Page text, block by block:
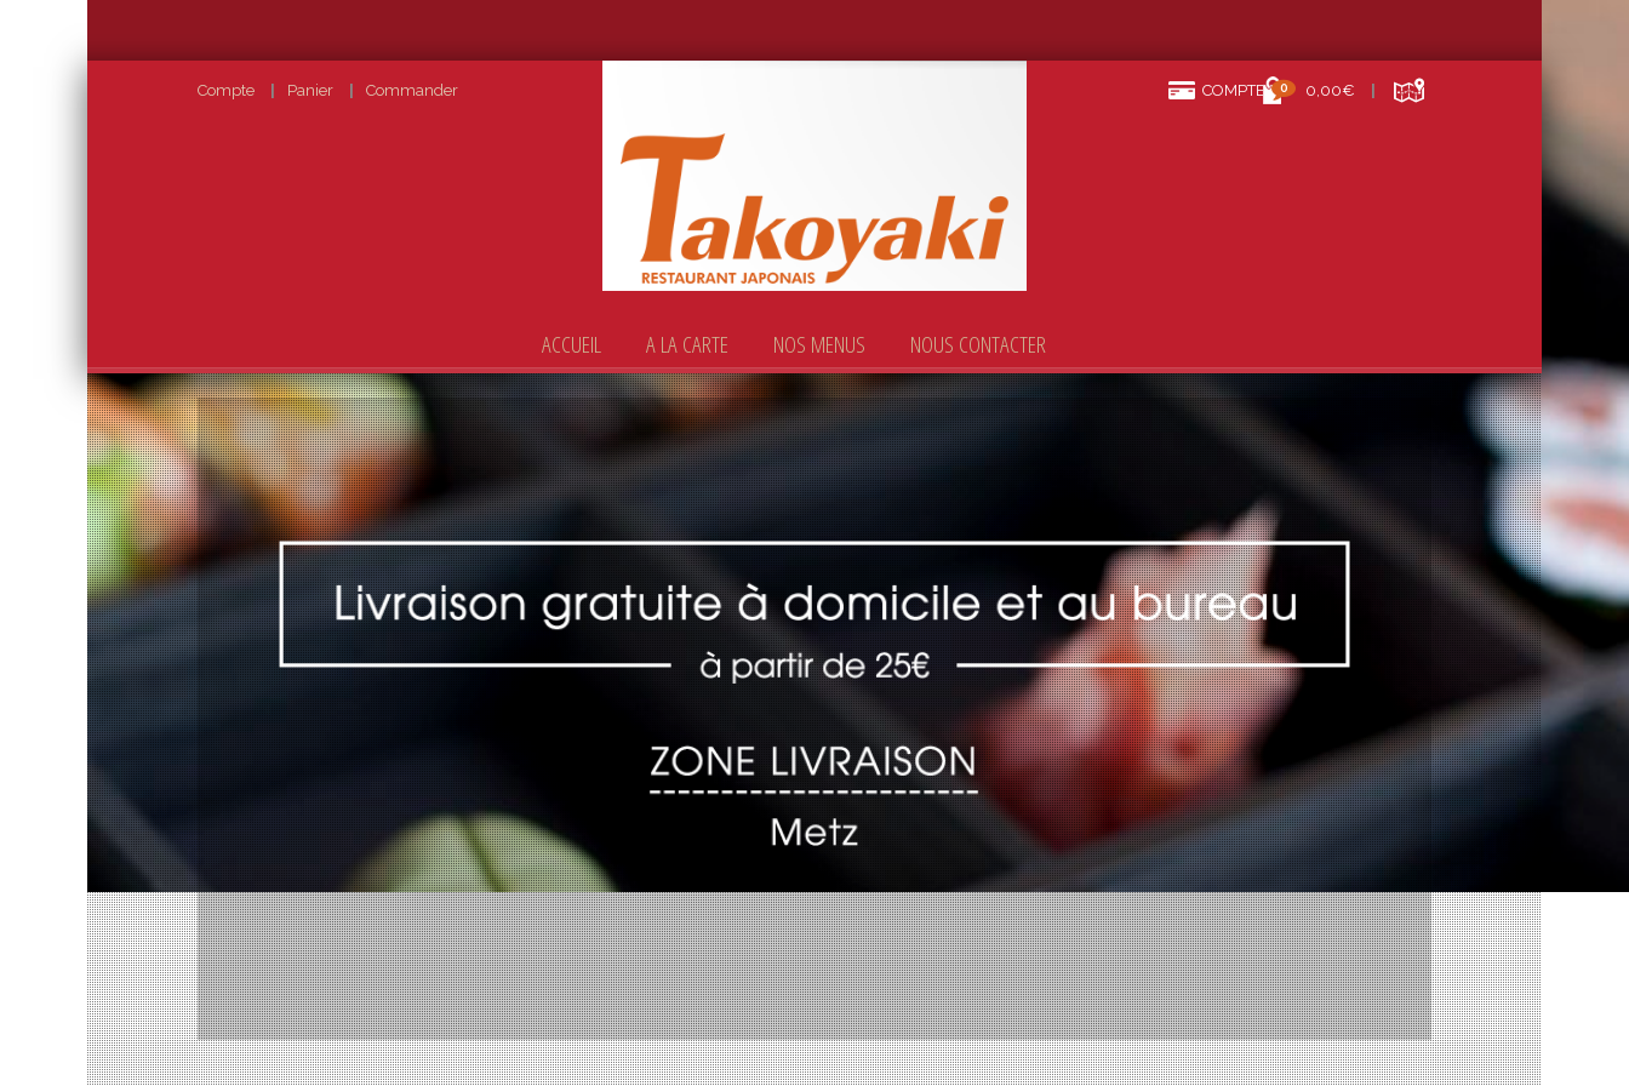
Compte Panier Commander COMPTE 0 0,00€
ACCUEIL A LA CARTE NOS MENUS NOUS CONTACTER